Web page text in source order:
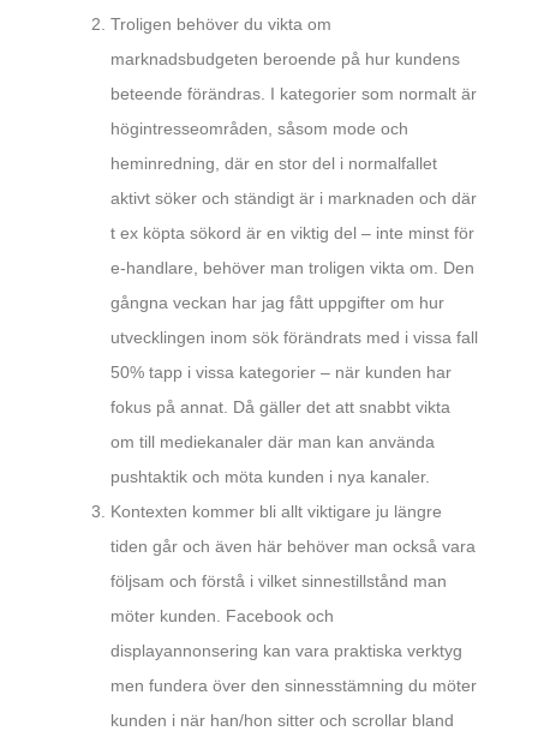
Troligen behöver du vikta om
marknadsbudgeten beroende på hur kundens
beteende förändras. I kategorier som normalt är
högintresseområden, såsom mode och
heminredning, där en stor del i normalfallet
aktivt söker och ständigt är i marknaden och där
t ex köpta sökord är en viktig del – inte minst för
e-handlare, behöver man troligen vikta om. Den
gångna veckan har jag fått uppgifter om hur
utvecklingen inom sök förändrats med i vissa fall
50% tapp i vissa kategorier – när kunden har
fokus på annat. Då gäller det att snabbt vikta
om till mediekanaler där man kan använda
pushtaktik och möta kunden i nya kanaler.
Kontexten kommer bli allt viktigare ju längre
tiden går och även här behöver man också vara
följsam och förstå i vilket sinnestillstånd man
möter kunden. Facebook och
displayannonsering kan vara praktiska verktyg
men fundera över den sinnesstämning du möter
kunden i när han/hon sitter och scrollar bland